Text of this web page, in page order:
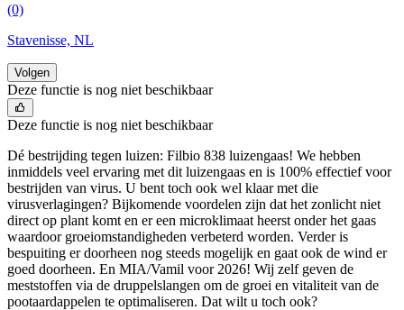
(0)
Stavenisse, NL
Volgen
Deze functie is nog niet beschikbaar
Deze functie is nog niet beschikbaar
Dé bestrijding tegen luizen: Filbio 838 luizengaas! We hebben
inmiddels veel ervaring met dit luizengaas en is 100% effectief voor
bestrijden van virus. U bent toch ook wel klaar met die
virusverlagingen? Bijkomende voordelen zijn dat het zonlicht niet
direct op plant komt en er een microklimaat heerst onder het gaas
waardoor groeiomstandigheden verbeterd worden. Verder is
bespuiting er doorheen nog steeds mogelijk en gaat ook de wind er
goed doorheen. En MIA/Vamil voor 2026! Wij zelf geven de
meststoffen via de druppelslangen om de groei en vitaliteit van de
pootaardappelen te optimaliseren. Dat wilt u toch ook?